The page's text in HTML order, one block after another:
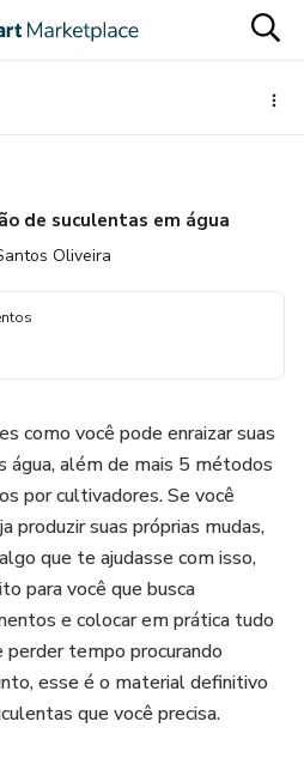
de suculentas em água
Oliveira
como você pode enraizar suas
água, além de mais 5 métodos
por cultivadores. Se você
produzir suas próprias mudas,
que te ajudasse com isso,
para você que busca
e colocar em prática tudo
perder tempo procurando
esse é o material definitivo
que você precisa.